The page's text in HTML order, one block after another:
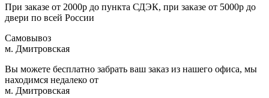
При заказе от 2000р до пункта СДЭК, при заказе от 5000р до
двери по всей России
Самовывоз
м. Дмитровская
Вы можете бесплатно забрать ваш заказ из нашего офиса, мы
находимся недалеко от
м. Дмитровская